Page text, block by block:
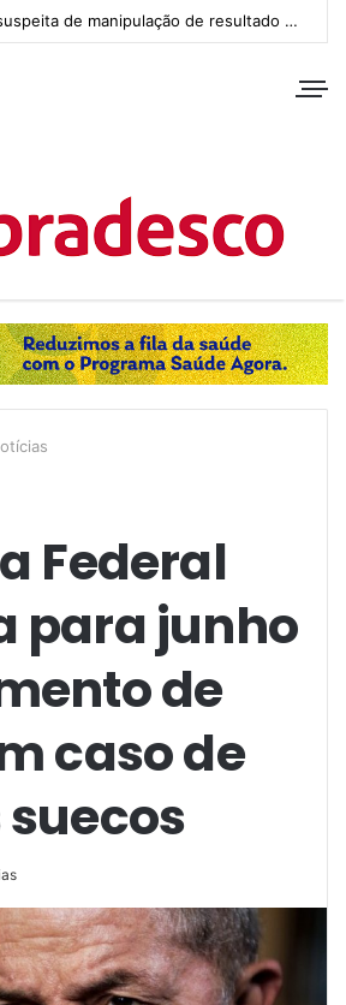
MPGO investiga suspeita de manipulação de resultado na Copa Goiás Sub-20
Federal
para junho
de
caso de